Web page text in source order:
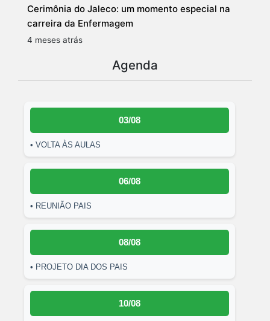
Cerimônia do Jaleco: um momento especial na
carreira da Enfermagem
4 meses atrás
Agenda
03/08
• VOLTA ÀS AULAS
06/08
• REUNIÃO PAIS
08/08
• PROJETO DIA DOS PAIS
10/08